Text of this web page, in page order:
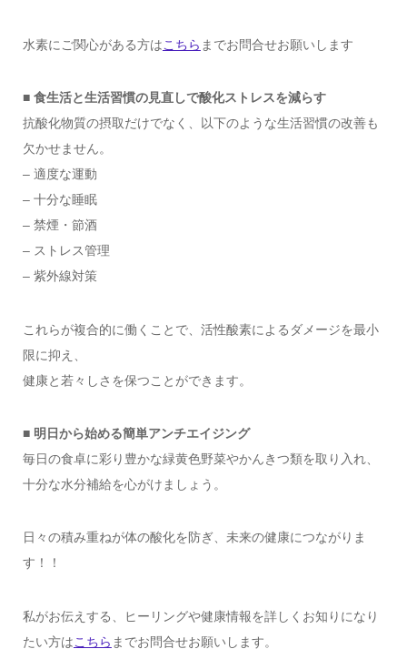
水素にご関心がある方はこちら までお問合せお願いします
■ 食生活と生活習慣の見直しで酸化ストレスを減らす
抗酸化物質の摂取だけでなく、以下のような生活習慣の改善も
欠かせません。
– 適度な運動
– 十分な睡眠
– 禁煙・節酒
– ストレス管理
– 紫外線対策
これらが複合的に働くことで、活性酸素によるダメージを最小
限に抑え、
健康と若々しさを保つことができます。
■ 明日から始める簡単アンチエイジング
毎日の食卓に彩り豊かな緑黄色野菜やかんきつ類を取り入れ、
十分な水分補給を心がけましょう。
日々の積み重ねが体の酸化を防ぎ、未来の健康につながりま
す！！
私がお伝えする、ヒーリングや健康情報を詳しくお知りになり
たい方はこちら までお問合せお願いします。